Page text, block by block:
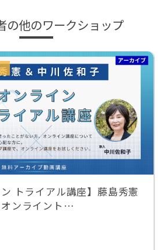
の他のワークショップ
ン トライアル講座】藤島秀憲
ンライント…